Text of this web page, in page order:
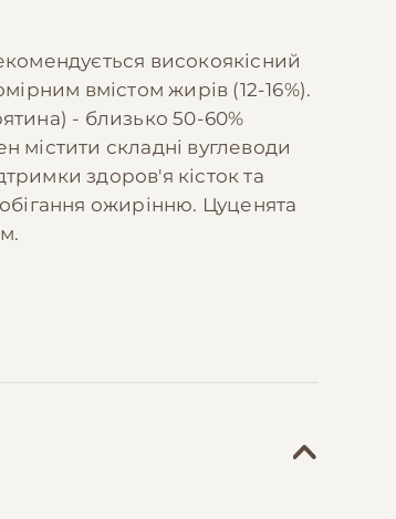
високоякісний
вмістом жирів (12-16%).
- близько 50-60%
містити складні вуглеводи
здоров'я кісток та
ожирінню. Цуценята